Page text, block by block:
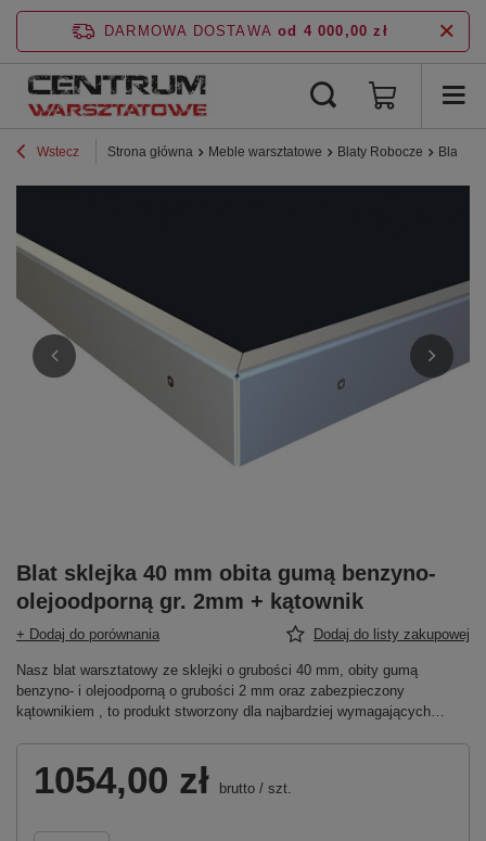
DARMOWA DOSTAWA od 4 000,00 zł
Wstecz Strona główna Meble warsztatowe Blaty Robocze Blat
Blat sklejka 40 mm obita gumą benzyno-
olejoodporną gr. 2mm + kątownik
+ Dodaj do porównania Dodaj do listy zakupowej
Nasz blat warsztatowy ze sklejki o grubości 40 mm, obity gumą
benzyno- i olejoodporną o grubości 2 mm oraz zabezpieczony
kątownikiem , to produkt stworzony dla najbardziej wymagających…
1054,00 zł brutto / szt.